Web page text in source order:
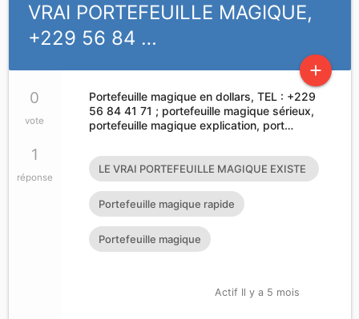
VRAI PORTEFEUILLE MAGIQUE,
+229 56 84 …
add
0
vote
1
réponse
Portefeuille magique en dollars, TEL : +229
56 84 41 71 ; portefeuille magique sérieux,
portefeuille magique explication, port…
LE VRAI PORTEFEUILLE MAGIQUE EXISTE
T’IL?
Portefeuille magique rapide
Portefeuille magique
Actif Il y a 5 mois